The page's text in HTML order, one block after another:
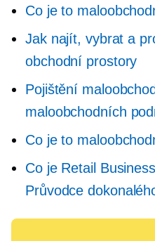
Co je to
Jak najít, vybrat a
obchodní prostory
Pojištění
maloobchodních
Co je to
Co je Retail
Průvodce